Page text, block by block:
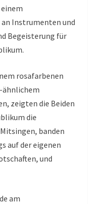
Instrumenten und
Begeisterung für
rosafarbenen
ähnlichem
zeigten die Beiden
die
banden
auf der eigenen
und
am